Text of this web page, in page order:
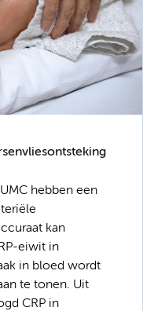
hebben een
kan
eiwit in
in bloed wordt
te tonen. Uit
CRP in